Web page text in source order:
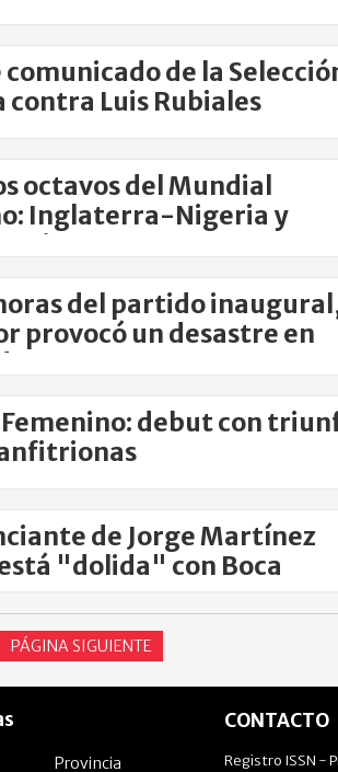
de la
contra Luis Rubiales
octavos del Mundial
Inglaterra-Nigeria y
Dinamarca
del partido
provocó un desastre en
debut con
de Jorge Martínez
"dolida" con Boca
PÁGINA SIGUIENTE
Provincia
CONTACTO
Registro ISSN -